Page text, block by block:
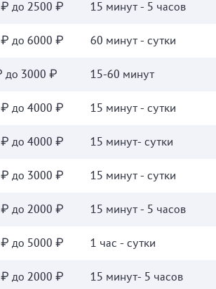
до 2500 ₽ 15 минут - 5 часов
до 6000 ₽ 60 минут - сутки
до 3000 ₽ 15-60 минут
до 4000 ₽ 15 минут - сутки
до 4000 ₽ 15 минут- сутки
до 3000 ₽ 15 минут - сутки
до 2000 ₽ 15 минут - 5 часов
до 5000 ₽ 1 час - сутки
до 2000 ₽ 15 минут- 5 часов